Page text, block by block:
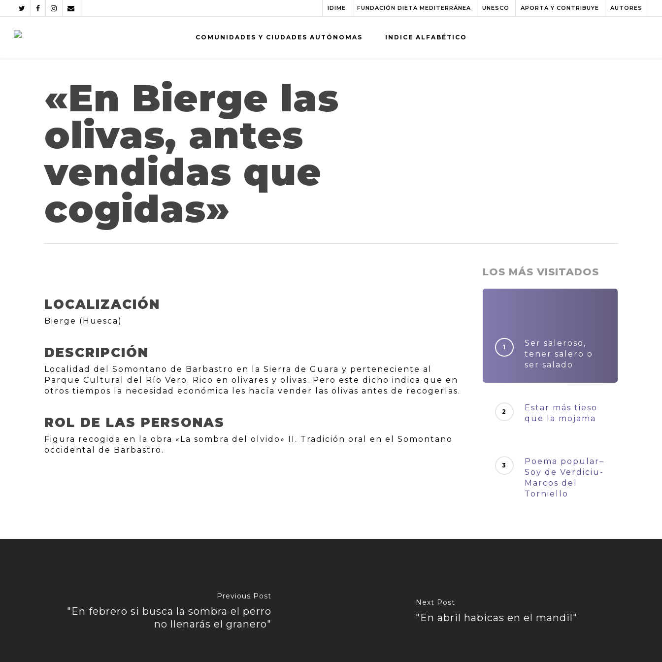
IDIME FUNDACIÓN DIETA MEDITERRÁNEA UNESCO APORTA Y CONTRIBUYE AUTORES
COMUNIDADES Y CIUDADES AUTÓNOMAS INDICE ALFABÉTICO
«En Bierge las
olivas, antes
vendidas que
cogidas»
LOCALIZACIÓN
Bierge (Huesca)
DESCRIPCIÓN
Localidad del Somontano de Barbastro en la Sierra de Guara y perteneciente al
Parque Cultural del Río Vero. Rico en olivares y olivas. Pero este dicho indica que en
otros tiempos la necesidad económica les hacía vender las olivas antes de recogerlas.
ROL DE LAS PERSONAS
Figura recogida en la obra «La sombra del olvido» II. Tradición oral en el Somontano
occidental de Barbastro.
LOS MÁS VISITADOS
Ser saleroso,
tener salero o
ser salado
Estar más tieso
que la mojama
Poema popular–
Soy de Verdiciu-
Marcos del
Torniello
Previous Post
"En febrero si busca la sombra el perro
no llenarás el granero"
Next Post
"En abril habicas en el mandil"